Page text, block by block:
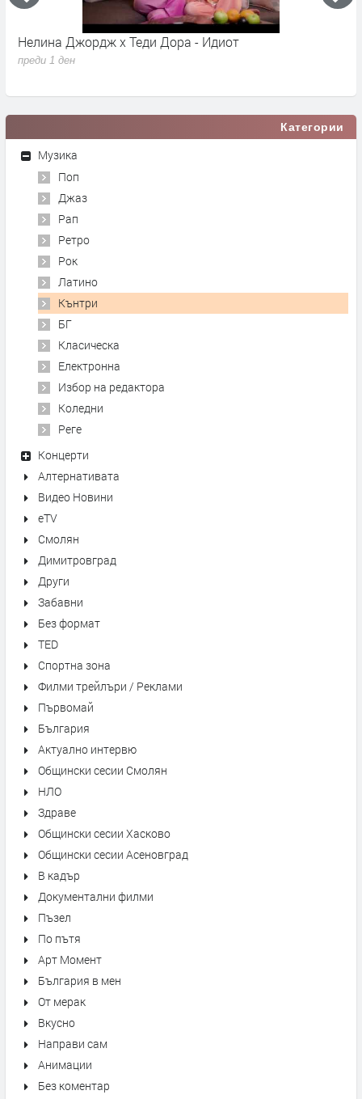
Нелина Джордж x Теди Дора - Идиот
преди 1 ден
Категории
Музика
Поп
Джаз
Рап
Ретро
Рок
Латино
Кънтри
БГ
Класическа
Електронна
Избор на редактора
Коледни
Реге
Концерти
Алтернативата
Видео Новини
eTV
Смолян
Димитровград
Други
Забавни
Без формат
TED
Спортна зона
Филми трейлъри / Реклами
Първомай
България
Актуално интервю
Общински сесии Смолян
НЛО
Здраве
Общински сесии Хасково
Общински сесии Асеновград
В кадър
Документални филми
Пъзел
По пътя
Арт Момент
България в мен
От мерак
Вкусно
Направи сам
Анимации
Без коментар